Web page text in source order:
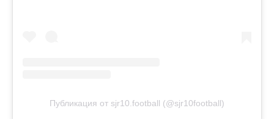
Публикация от sjr10.football (@sjr10football)